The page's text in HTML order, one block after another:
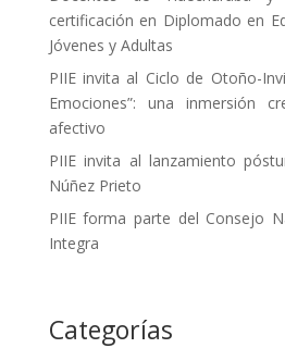
certificación en Diplomado en
Jóvenes y Adultas
PIIE invita al Ciclo de Otoño-
Emociones”: una inmersión
afectivo
PIIE invita al lanzamiento
Núñez Prieto
PIIE forma parte del Consejo
Integra
Categorías